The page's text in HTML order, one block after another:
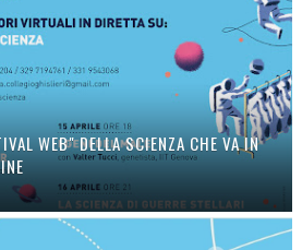
WEB" DELLA SCIENZA CHE VA IN